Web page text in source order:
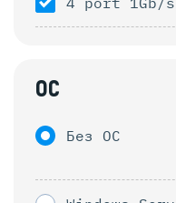
ОС
Без ОС